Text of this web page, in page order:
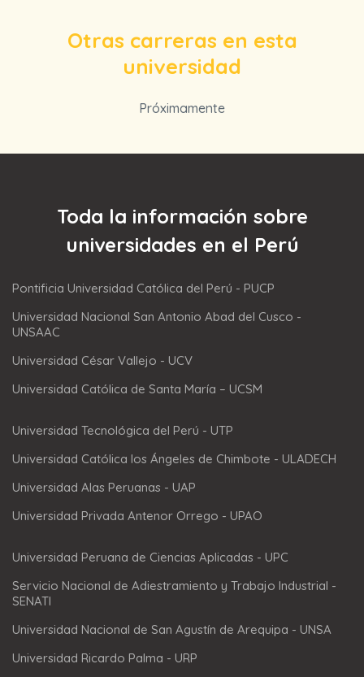
Otras carreras en esta
universidad
Próximamente
Toda la información sobre
universidades en el Perú
Pontificia Universidad Católica del Perú - PUCP
Universidad Nacional San Antonio Abad del Cusco -
UNSAAC
Universidad César Vallejo - UCV
Universidad Católica de Santa María – UCSM
Universidad Tecnológica del Perú - UTP
Universidad Católica los Ángeles de Chimbote - ULADECH
Universidad Alas Peruanas - UAP
Universidad Privada Antenor Orrego - UPAO
Universidad Peruana de Ciencias Aplicadas - UPC
Servicio Nacional de Adiestramiento y Trabajo Industrial -
SENATI
Universidad Nacional de San Agustín de Arequipa - UNSA
Universidad Ricardo Palma - URP